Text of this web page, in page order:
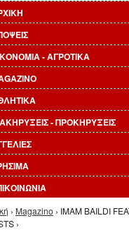
- ΑΓΡΟΤΙΚΑ
- ΠΡΟΚΗΡΥΞΕΙΣ
εδώ
› Magazino › IMAM BAILDI
›